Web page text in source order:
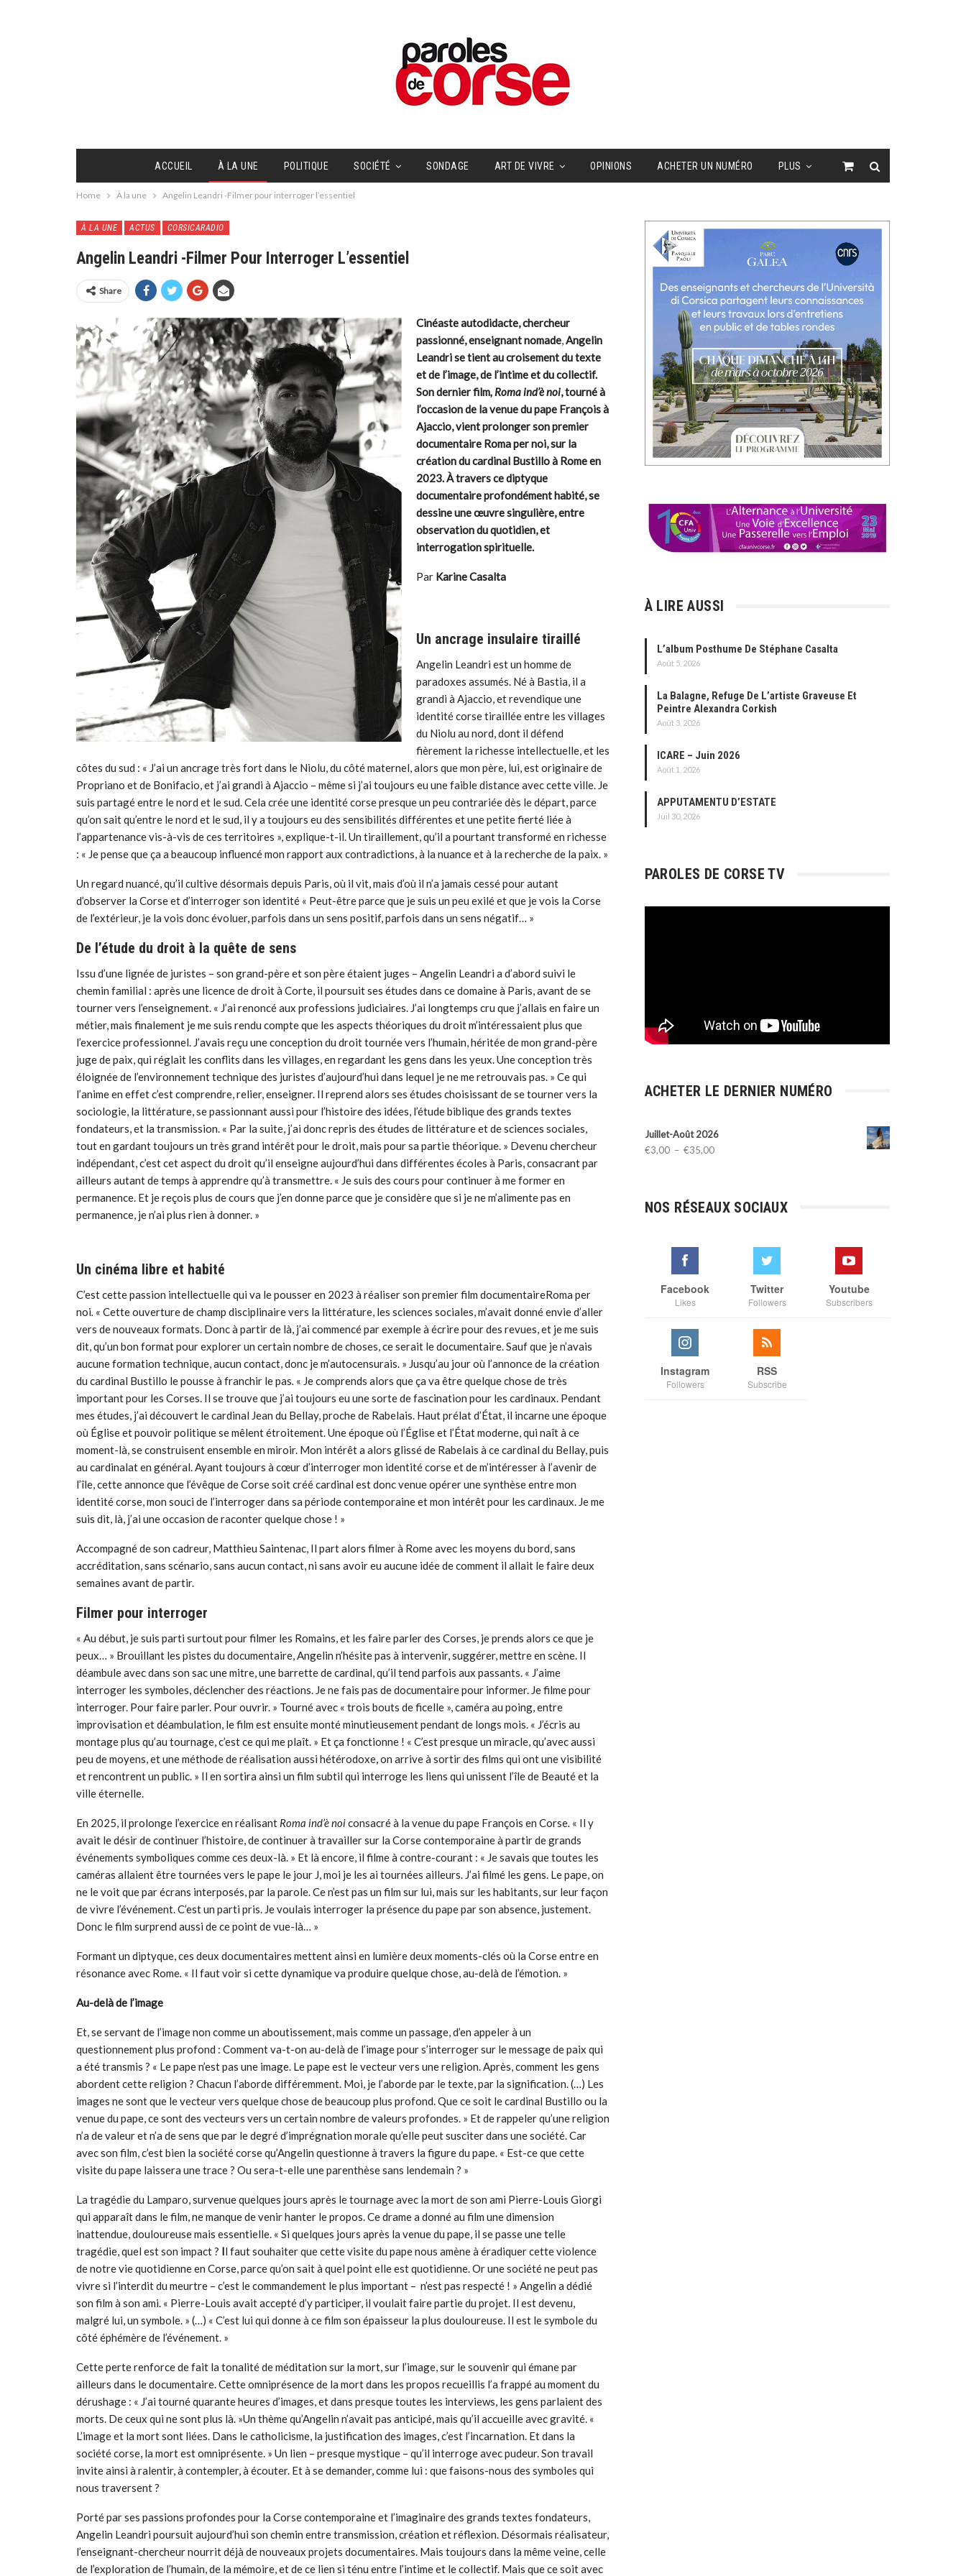
ACCUEIL À LA UNE POLITIQUE SOCIÉTÉ SONDAGE ART DE VIVRE OPINIONS ACHETER UN NUMÉRO PLUS
Home À la une Angelin Leandri -Filmer pour interroger l’essentiel
À LA UNE ACTUS CORSICARADIO
Angelin Leandri -Filmer Pour Interroger L’essentiel
Share
Cinéaste autodidacte, chercheur
passionné, enseignant nomade,Angelin
Leandri se tient au croisement du texte
et de l’image, de l’intime et du collectif.
Son dernier film, Roma ind’è noi, tourné à
l’occasion de la venue du pape François à
Ajaccio, vient prolonger son premier
documentaire Roma per noi, sur la
création du cardinal Bustillo à Rome en
2023.Àtravers ce diptyque
documentaire profondément habité, se
dessineune œuvre singulière,entre
observation du quotidien, et
interrogation spirituelle.
Par Karine Casalta
Un ancrage insulaire tiraillé
Angelin Leandri est un homme de
paradoxes assumés. Né à Bastia, il a
grandi à Ajaccio, et revendique une
identité corse tiraillée entre les villages
du Niolu au nord, dont il défend
fièrement la richesse intellectuelle, et les
côtes du sud : « J’ai un ancrage très fort dans le Niolu, du côté maternel, alors que mon père, lui, est originaire de
Propriano et de Bonifacio, et j’ai grandi à Ajaccio – même si j’ai toujours eu une faible distance avec cette ville. Je
suis partagé entre le nord et le sud. Cela crée une identité corse presque un peu contrariée dès le départ, parce
qu’on sait qu’entre le nord et le sud, il y a toujours eu des sensibilités différentes et une petite fierté liée à
l’appartenance vis-à-vis de ces territoires », explique-t-il. Un tiraillement, qu’il a pourtant transformé en richesse
: « Je pense que ça a beaucoup influencé mon rapport aux contradictions, à la nuance et à la recherche de la paix. »
Un regard nuancé, qu’il cultive désormais depuis Paris, où il vit, mais d’où il n’a jamais cessé pour autant
d’observer la Corse et d’interroger son identité « Peut-être parce que je suis un peu exilé et que je vois la Corse
de l’extérieur, je la vois donc évoluer, parfois dans un sens positif, parfois dans un sens négatif… »
De l’étude du droit à la quête de sens
Issu d’une lignée de juristes – son grand-père et son père étaient juges – Angelin Leandri a d’abord suivi le
chemin familial : après une licence de droit à Corte, il poursuit ses études dans ce domaine à Paris, avant de se
tourner vers l’enseignement. « J’ai renoncé aux professions judiciaires. J’ai longtemps cru que j’allais en faire un
métier, mais finalement je me suis rendu compte que les aspects théoriques du droit m’intéressaient plus que
l’exercice professionnel. J’avais reçu une conception du droit tournée vers l’humain, héritée de mon grand-père
juge de paix, qui réglait les conflits dans les villages, en regardant les gens dans les yeux. Une conception très
éloignée de l’environnement technique des juristes d’aujourd’hui dans lequel je ne me retrouvais pas. » Ce qui
l’anime en effet c’est comprendre, relier, enseigner. Il reprend alors ses études choisissant de se tourner vers la
sociologie, la littérature, se passionnant aussi pour l’histoire des idées, l’étude biblique des grands textes
fondateurs, et la transmission. « Par la suite, j’ai donc repris des études de littérature et de sciences sociales,
tout en gardant toujours un très grand intérêt pour le droit, mais pour sa partie théorique. » Devenu chercheur
indépendant, c’est cet aspect du droit qu’il enseigne aujourd’hui dans différentes écoles à Paris, consacrant par
ailleurs autant de temps à apprendre qu’à transmettre. « Je suis des cours pour continuer à me former en
permanence. Et je reçois plus de cours que j’en donne parce que je considère que si je ne m’alimente pas en
permanence, je n’ai plus rien à donner. »
Un cinéma libre et habité
C’est cette passion intellectuelle qui va le pousser en 2023 à réaliser son premier film documentaireRoma per
noi. « Cette ouverture de champ disciplinaire vers la littérature, les sciences sociales, m’avait donné envie d’aller
vers de nouveaux formats. Donc à partir de là, j’ai commencé par exemple à écrire pour des revues, et je me suis
dit, qu’un bon format pour explorer un certain nombre de choses, ce serait le documentaire. Sauf que je n’avais
aucune formation technique, aucun contact, donc je m’autocensurais. » Jusqu’au jour où l’annonce de la création
du cardinal Bustillo le pousse à franchir le pas. « Je comprends alors que ça va être quelque chose de très
important pour les Corses. Il se trouve que j’ai toujours eu une sorte de fascination pour les cardinaux. Pendant
mes études, j’ai découvert le cardinal Jean du Bellay, proche de Rabelais. Haut prélat d’État, il incarne une époque
où Église et pouvoir politique se mêlent étroitement. Une époque où l’Église et l’État moderne, qui naît à ce
moment-là, se construisent ensemble en miroir. Mon intérêt a alors glissé de Rabelais à ce cardinal du Bellay, puis
au cardinalat en général. Ayant toujours à cœur d’interroger mon identité corse et de m’intéresser à l’avenir de
l’île, cette annonce que l’évêque de Corse soit créé cardinal est donc venue opérer une synthèse entre mon
identité corse, mon souci de l’interroger dans sa période contemporaine et mon intérêt pour les cardinaux. Je me
suis dit, là, j’ai une occasion de raconter quelque chose ! »
Accompagné de son cadreur, Matthieu Saintenac, Il part alors filmer à Rome avec les moyens du bord, sans
accréditation, sans scénario, sans aucun contact, ni sans avoir eu aucune idée de comment il allait le faire deux
semaines avant de partir.
Filmer pour interroger
« Au début, je suis parti surtout pour filmer les Romains, et les faire parler des Corses, je prends alors ce que je
peux… » Brouillant les pistes du documentaire, Angelin n’hésite pas à intervenir, suggérer, mettre en scène. Il
déambule avec dans son sac une mitre, une barrette de cardinal, qu’il tend parfois aux passants. « J’aime
interroger les symboles, déclencher des réactions. Je ne fais pas de documentaire pour informer. Je filme pour
interroger. Pour faire parler. Pour ouvrir. » Tourné avec « trois bouts de ficelle », caméra au poing, entre
improvisation et déambulation, le film est ensuite monté minutieusement pendant de longs mois. « J’écris au
montage plus qu’au tournage, c’est ce qui me plaît. » Et ça fonctionne ! « C’est presque un miracle, qu’avec aussi
peu de moyens, et une méthode de réalisation aussi hétérodoxe, on arrive à sortir des films qui ont une visibilité
et rencontrent un public. » Il en sortira ainsi un film subtil qui interroge les liens qui unissent l’île de Beauté et la
ville éternelle.
En 2025, il prolonge l’exercice en réalisant Roma ind’è noiconsacré à la venue du pape François en Corse. « Il y
avait le désir de continuer l’histoire, de continuer à travailler sur la Corse contemporaine à partir de grands
événements symboliques comme ces deux-là. » Et là encore, il filme à contre-courant : « Je savais que toutes les
caméras allaient être tournées vers le pape le jour J, moi je les ai tournées ailleurs. J’ai filmé les gens. Le pape, on
ne le voit que par écrans interposés, par la parole. Ce n’est pas un film sur lui, mais sur les habitants, sur leur façon
de vivre l’événement. C’est un parti pris. Je voulais interroger la présence du pape par son absence, justement.
Donc le film surprend aussi de ce point de vue-là… »
Formant un diptyque, ces deux documentaires mettent ainsi en lumière deux moments-clés où la Corse entre en
résonance avec Rome. « Il faut voir si cette dynamique va produire quelque chose, au-delà de l’émotion. »
Au-delà de l’image
Et, se servant de l’image non comme un aboutissement, mais comme un passage, d’en appeler à un
questionnement plus profond : Comment va-t-on au-delà de l’image pour s’interroger sur le message de paix qui
a été transmis ? « Le pape n’est pas une image. Le pape est le vecteur vers une religion. Après, comment les gens
abordent cette religion ? Chacun l’aborde différemment. Moi, je l’aborde par le texte, par la signification. (…) Les
images ne sont que le vecteur vers quelque chose de beaucoup plus profond. Que ce soit le cardinal Bustillo ou la
venue du pape, ce sont des vecteurs vers un certain nombre de valeurs profondes. » Et de rappeler qu’une religion
n’a de valeur et n’a de sens que par le degré d’imprégnation morale qu’elle peut susciter dans une société. Car
avec son film, c’est bien la société corse qu’Angelin questionne à travers la figure du pape. « Est-ce que cette
visite du pape laissera une trace ? Ou sera-t-elle une parenthèse sans lendemain ? »
La tragédie du Lamparo, survenue quelques jours après le tournage avec la mort de son ami Pierre-Louis Giorgi
qui apparaît dans le film, ne manque de venir hanter le propos. Ce drame a donné au film une dimension
inattendue, douloureuse mais essentielle. « Si quelques jours après la venue du pape, il se passe une telle
tragédie, quel est son impact ? Il faut souhaiter que cette visite du pape nous amène à éradiquer cette violence
de notre vie quotidienne en Corse, parce qu’on sait à quel point elle est quotidienne. Or une société ne peut pas
vivre si l’interdit du meurtre – c’est le commandement le plus important – n’est pas respecté ! » Angelin a dédié
son film à son ami. « Pierre-Louis avait accepté d’y participer, il voulait faire partie du projet. Il est devenu,
malgré lui, un symbole. » (…) « C’est lui qui donne à ce film son épaisseur la plus douloureuse. Il est le symbole du
côté éphémère de l’événement. »
Cette perte renforce de fait la tonalité de méditation sur la mort, sur l’image, sur le souvenir qui émane par
ailleurs dans le documentaire. Cette omniprésence de la mort dans les propos recueillis l’a frappé au moment du
dérushage : « J’ai tourné quarante heures d’images, et dans presque toutes les interviews, les gens parlaient des
morts. De ceux qui ne sont plus là. »Un thème qu’Angelin n’avait pas anticipé, mais qu’il accueille avec gravité. «
L’image et la mort sont liées. Dans le catholicisme, la justification des images, c’est l’incarnation. Et dans la
société corse, la mort est omniprésente. » Un lien – presque mystique – qu’il interroge avec pudeur. Son travail
invite ainsi à ralentir, à contempler, à écouter. Et à se demander, comme lui : que faisons-nous des symboles qui
nous traversent ?
Porté par ses passions profondes pour la Corse contemporaine et l’imaginaire des grands textes fondateurs,
Angelin Leandri poursuit aujourd’hui son chemin entre transmission, création et réflexion. Désormais réalisateur,
l’enseignant-chercheur nourrit déjà de nouveaux projets documentaires. Mais toujours dans la même veine, celle
de l’exploration de l’humain, de la mémoire, et de ce lien si ténu entre l’intime et le collectif. Mais que ce soit avec
À LIRE AUSSI
L’album Posthume De Stéphane Casalta
Août 5, 2026
La Balagne, Refuge De L’artiste Graveuse Et
Peintre Alexandra Corkish
Août 3, 2026
ICARE – Juin 2026
Août 1, 2026
APPUTAMENTU D’ESTATE
Juil 30, 2026
PAROLES DE CORSE TV
ACHETER LE DERNIER NUMÉRO
Juillet-Août 2026
€3,00 – €35,00Plage
à
NOS RÉSEAUX SOCIAUX
Facebook
Likes
Twitter
Followers
Youtube
Subscribers
Instagram
Followers
RSS
Subscribe